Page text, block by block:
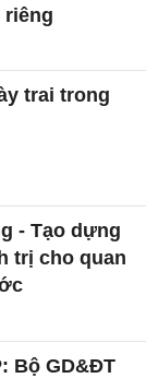
riêng
trai trong
- Tạo dựng
trị cho quan
Bộ GD&ĐT